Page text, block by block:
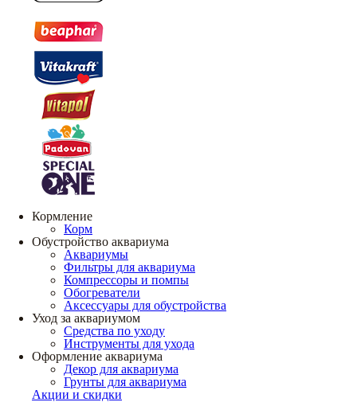
Кормление
Корм
Обустройство аквариума
Аквариумы
Фильтры для аквариума
Компрессоры и помпы
Обогреватели
Аксессуары для обустройства
Уход за аквариумом
Средства по уходу
Инструменты для ухода
Оформление аквариума
Декор для аквариума
Грунты для аквариума
Акции и скидки